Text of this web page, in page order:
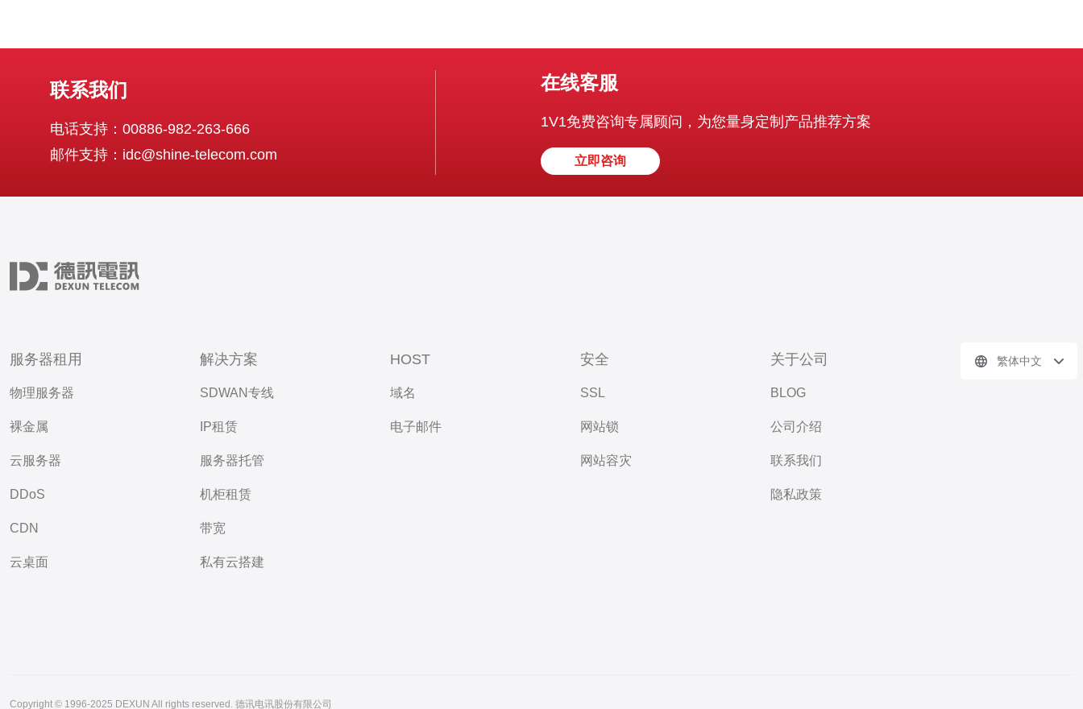
联系我们
电话支持：00886-982-263-666
邮件支持：idc@shine-telecom.com
在线客服
1V1免费咨询专属顾问，为您量身定制产品推荐方案
立即咨询
服务器租用
物理服务器
裸金属
云服务器
DDoS
CDN
云桌面
解决方案
SDWAN专线
IP租赁
服务器托管
机柜租赁
带宽
私有云搭建
HOST
域名
电子邮件
安全
SSL
网站锁
网站容灾
关于公司
BLOG
公司介绍
联系我们
隐私政策
繁体中文
Copyright © 1996-2025 DEXUN All rights reserved. 德讯电讯股份有限公司